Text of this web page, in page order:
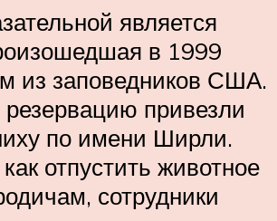
является
в 1999
из заповедников США.
привезли
по имени Ширли.
отпустить животное
сотрудники